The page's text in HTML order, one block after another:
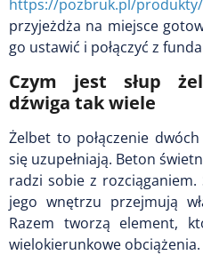
https://pozbruk.pl/
przyjeżdża na miejsce
go ustawić i połączyć z
Czym jest słup
dźwiga tak wiele
Żelbet to połączenie
się uzupełniają. Beton
radzi sobie z
jego wnętrzu przejmują
Razem tworzą element,
wielokierunkowe obciążenia.